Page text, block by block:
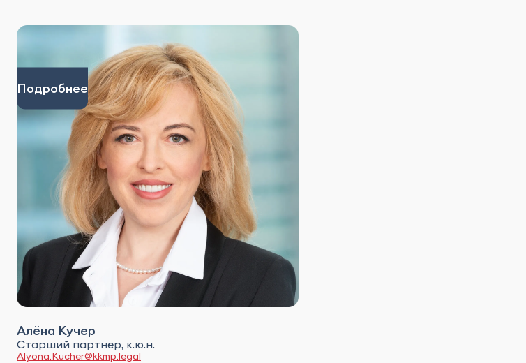
Подробнее
Алёна Кучер
Старший партнёр, к.ю.н.
Alyona.Kucher@kkmp.legal